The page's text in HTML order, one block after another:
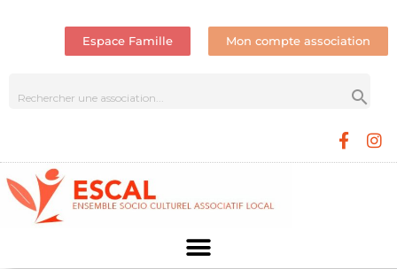
Espace Famille Mon compte association